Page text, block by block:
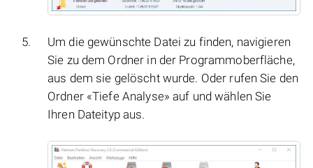
Um die gewünschte Datei zu finden, navigieren
Sie zu dem Ordner in der Programmoberfläche,
aus dem sie gelöscht wurde. Oder rufen Sie den
Ordner «Tiefe Analyse» auf und wählen Sie
Ihren Dateityp aus.